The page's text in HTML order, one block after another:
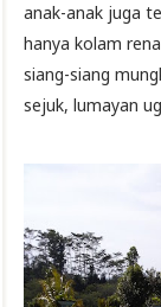
anak-anak juga
hanya kolam
siang-siang
sejuk, lumayan